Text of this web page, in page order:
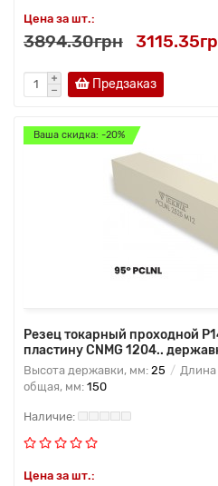
Цена за шт.:
3894.30грн
Предзаказ
Ваша скидка: -20%
Резец токарный проходной
пластину CNMG 1204..
Высота державки, мм: 25
общая, мм: 150
Цена за шт.: